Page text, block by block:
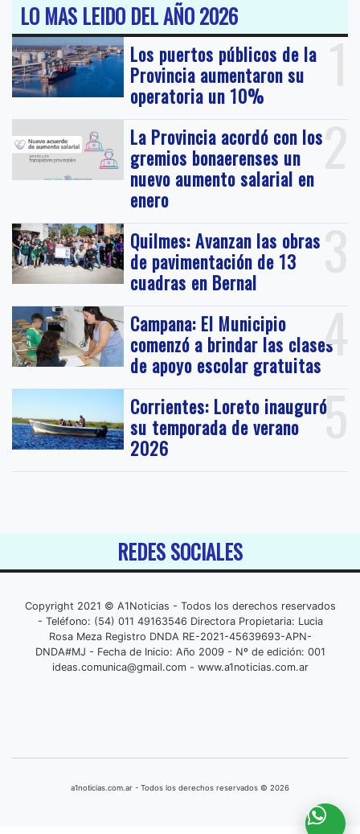
LO MAS LEIDO DEL AÑO 2026
1
Los puertos públicos de la
Provincia aumentaron su
operatoria un 10%
2
La Provincia acordó con los
gremios bonaerenses un
nuevo aumento salarial en
enero
3
Quilmes: Avanzan las obras
de pavimentación de 13
cuadras en Bernal
4
Campana: El Municipio
comenzó a brindar las clases
de apoyo escolar gratuitas
5
Corrientes: Loreto inauguró
su temporada de verano
2026
REDES SOCIALES
Copyright 2021 © A1Noticias - Todos los derechos reservados
- Teléfono: (54) 011 49163546 Directora Propietaria: Lucia
Rosa Meza Registro DNDA RE-2021-45639693-APN-
DNDA#MJ - Fecha de Inicio: Año 2009 - Nº de edición: 001
ideas.comunica@gmail.com- www.a1noticias.com.ar
a1noticias.com.ar - Todos los derechos reservados © 2026